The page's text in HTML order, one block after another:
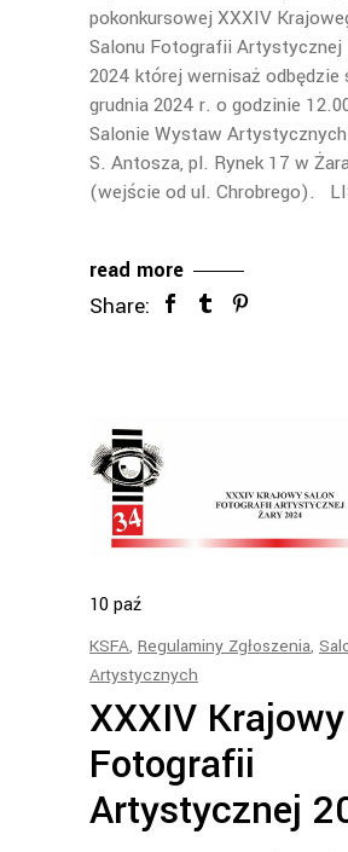
pokonkursowej XXXIV
Salonu Fotografii Artystycznej
2024 której wernisaż odbędzie
grudnia 2024 r. o godzinie
Salonie Wystaw
S. Antosza, pl. Rynek 17 w
(wejście od ul. Chrobrego).
read more
Share:
10paź
KSFA, Regulaminy Zgłoszenia,
Artystycznych
XXXIV
Fotografii
Artystycznej